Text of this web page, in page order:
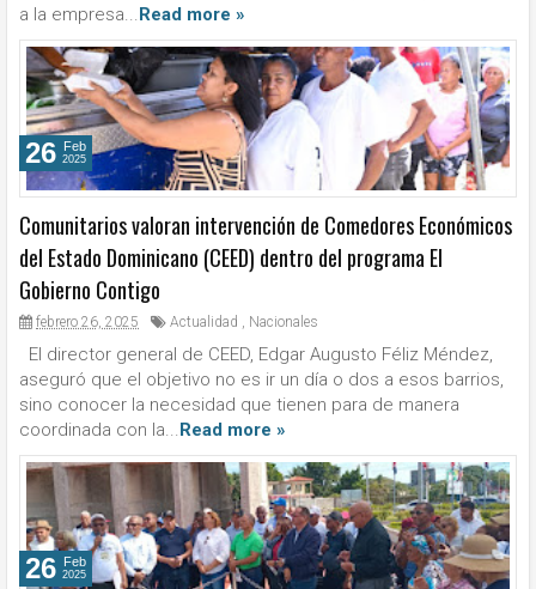
a la empresa...Read more »
Comunitarios valoran intervención de Comedores Económicos
del Estado Dominicano (CEED) dentro del programa El
Gobierno Contigo
febrero 26, 2025 Actualidad , Nacionales
El director general de CEED, Edgar Augusto Féliz Méndez,
aseguró que el objetivo no es ir un día o dos a esos barrios,
sino conocer la necesidad que tienen para de manera
coordinada con la...Read more »
26 Feb
2025
26 Feb
2025